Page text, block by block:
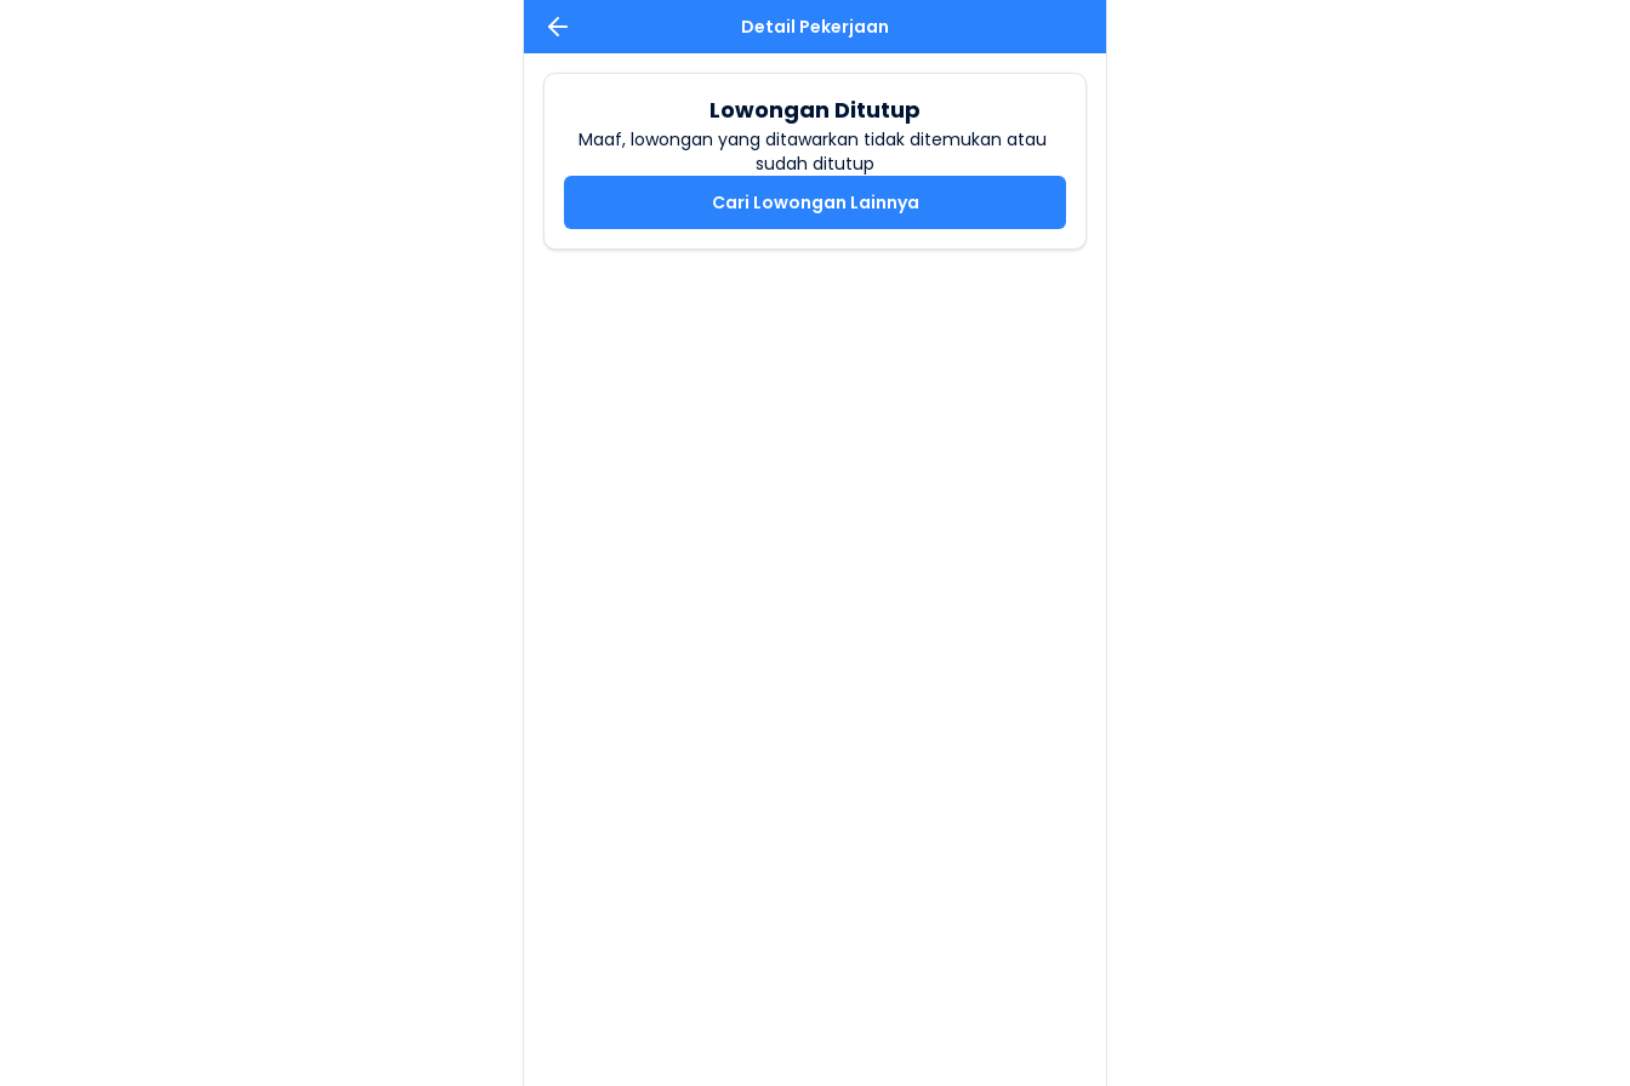
Detail Pekerjaan
Lowongan Ditutup
Maaf, lowongan yang ditawarkan tidak ditemukan atau
sudah ditutup
Cari Lowongan Lainnya